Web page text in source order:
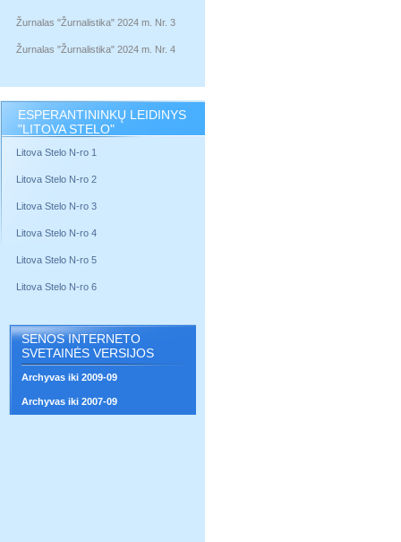
Žurnalas "Žurnalistika" 2024 m. Nr. 3
Žurnalas "Žurnalistika" 2024 m. Nr. 4
ESPERANTININKŲ LEIDINYS
"LITOVA STELO"
Litova Stelo N-ro 1
Litova Stelo N-ro 2
Litova Stelo N-ro 3
Litova Stelo N-ro 4
Litova Stelo N-ro 5
Litova Stelo N-ro 6
SENOS INTERNETO
SVETAINĖS VERSIJOS
Archyvas iki 2009-09
Archyvas iki 2007-09